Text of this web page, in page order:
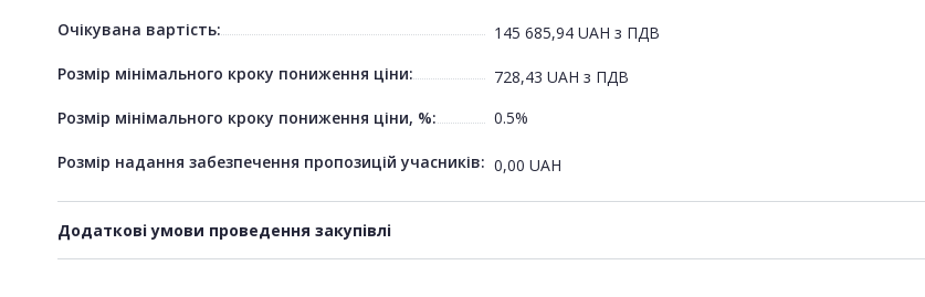
Очікувана вартість: 145 685,94 UAH з ПДВ
Розмір мінімального кроку пониження ціни:
728,43 UAH з ПДВ
Розмір мінімального кроку пониження ціни, %:
0.5%
Розмір надання забезпечення пропозицій учасників: 0,00 UAH
Додаткові умови проведення закупівлі